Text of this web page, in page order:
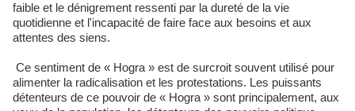
faible et le dénigrement ressenti par la dureté de la vie
quotidienne et l'incapacité de faire face aux besoins et aux
attentes des siens.
Ce sentiment de « Hogra » est de surcroit souvent utilisé pour
alimenter la radicalisation et les protestations. Les puissants
détenteurs de ce pouvoir de « Hogra » sont principalement, aux